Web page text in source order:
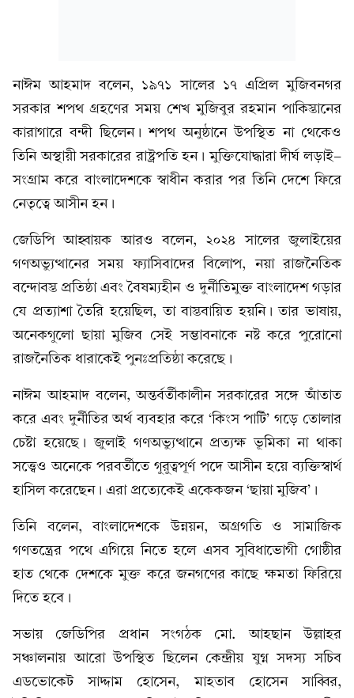
নাঈম আহমাদ বলেন, ১৯৭১ সালের ১৭ এপ্রিল মুজিবনগর
সরকার শপথ গ্রহণের সময় শেখ মুজিবুর রহমান পাকিস্তানের
কারাগারে বন্দী ছিলেন। শপথ অনুষ্ঠানে উপস্থিত না থেকেও
তিনি অস্থায়ী সরকারের রাষ্ট্রপতি হন। মুক্তিযোদ্ধারা দীর্ঘ লড়াই-
সংগ্রাম করে বাংলাদেশকে স্বাধীন করার পর তিনি দেশে ফিরে
নেতৃত্বে আসীন হন।
জেডিপি আহ্বায়ক আরও বলেন, ২০২৪ সালের জুলাইয়ের
গণঅভ্যুত্থানের সময় ফ্যাসিবাদের বিলোপ, নয়া রাজনৈতিক
বন্দোবস্ত প্রতিষ্ঠা এবং বৈষম্যহীন ও দুর্নীতিমুক্ত বাংলাদেশ গড়ার
যে প্রত্যাশা তৈরি হয়েছিল, তা বাস্তবায়িত হয়নি। তার ভাষায়,
অনেকগুলো ছায়া মুজিব সেই সম্ভাবনাকে নষ্ট করে পুরোনো
রাজনৈতিক ধারাকেই পুনঃপ্রতিষ্ঠা করেছে।
নাঈম আহমাদ বলেন, অন্তর্বর্তীকালীন সরকারের সঙ্গে আঁতাত
করে এবং দুর্নীতির অর্থ ব্যবহার করে ‘কিংস পার্টি’ গড়ে তোলার
চেষ্টা হয়েছে। জুলাই গণঅভ্যুত্থানে প্রত্যক্ষ ভূমিকা না থাকা
সত্ত্বেও অনেকে পরবর্তীতে গুরুত্বপূর্ণ পদে আসীন হয়ে ব্যক্তিস্বার্থ
হাসিল করেছেন। এরা প্রত্যেকেই একেকজন ‘ছায়া মুজিব’।
তিনি বলেন, বাংলাদেশকে উন্নয়ন, অগ্রগতি ও সামাজিক
গণতন্ত্রের পথে এগিয়ে নিতে হলে এসব সুবিধাভোগী গোষ্ঠীর
হাত থেকে দেশকে মুক্ত করে জনগণের কাছে ক্ষমতা ফিরিয়ে
দিতে হবে।
সভায় জেডিপির প্রধান সংগঠক মো. আহছান উল্লাহর
সঞ্চালনায় আরো উপস্থিত ছিলেন কেন্দ্রীয় যুগ্ন সদস্য সচিব
এডভোকেট সাদ্দাম হোসেন, মাহতাব হোসেন সাব্বির,